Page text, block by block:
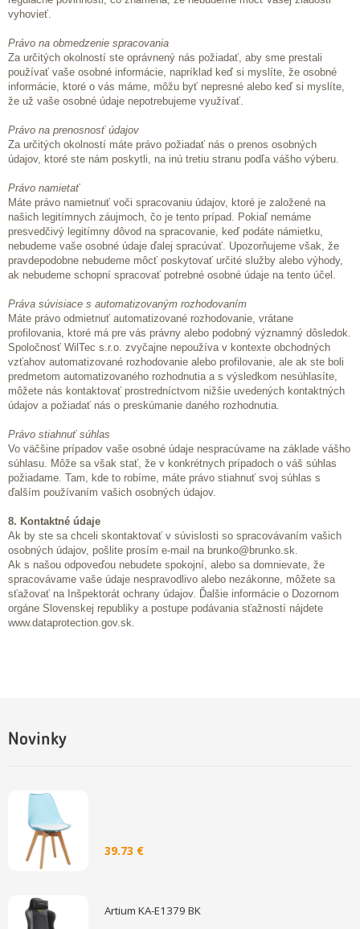
vyhovieť.
Právo na obmedzenie spracovania
Za určitých okolností ste oprávnený nás požiadať, aby sme prestali
používať vaše osobné informácie, napríklad keď si myslíte, že osobné
informácie, ktoré o vás máme, môžu byť nepresné alebo keď si myslíte,
že už vaše osobné údaje nepotrebujeme využívať.
Právo na prenosnosť údajov
Za určitých okolností máte právo požiadať nás o prenos osobných
údajov, ktoré ste nám poskytli, na inú tretiu stranu podľa vášho výberu.
Právo namietať
Máte právo namietnuť voči spracovaniu údajov, ktoré je založené na
našich legitímnych záujmoch, čo je tento prípad. Pokiaľ nemáme
presvedčivý legitímny dôvod na spracovanie, keď podáte námietku,
nebudeme vaše osobné údaje ďalej spracúvať. Upozorňujeme však, že
pravdepodobne nebudeme môcť poskytovať určité služby alebo výhody,
ak nebudeme schopní spracovať potrebné osobné údaje na tento účel.
Práva súvisiace s automatizovaným rozhodovaním
Máte právo odmietnuť automatizované rozhodovanie, vrátane
profilovania, ktoré má pre vás právny alebo podobný významný dôsledok.
Spoločnosť WilTec s.r.o. zvyčajne nepoužíva v kontexte obchodných
vzťahov automatizované rozhodovanie alebo profilovanie, ale ak ste boli
predmetom automatizovaného rozhodnutia a s výsledkom nesúhlasíte,
môžete nás kontaktovať prostredníctvom nižšie uvedených kontaktných
údajov a požiadať nás o preskúmanie daného rozhodnutia.
Právo stiahnuť súhlas
Vo väčšine prípadov vaše osobné údaje nespracúvame na základe vášho
súhlasu. Môže sa však stať, že v konkrétnych prípadoch o váš súhlas
požiadame. Tam, kde to robíme, máte právo stiahnuť svoj súhlas s
ďalším používaním vašich osobných údajov.
8. Kontaktné údaje
Ak by ste sa chceli skontaktovať v súvislosti so spracovávaním vašich
osobných údajov, pošlite prosím e-mail na brunko@brunko.sk.
Ak s našou odpoveďou nebudete spokojní, alebo sa domnievate, že
spracovávame vaše údaje nespravodlivo alebo nezákonne, môžete sa
sťažovať na Inšpektorát ochrany údajov. Ďalšie informácie o Dozornom
orgáne Slovenskej republiky a postupe podávania sťažností nájdete
www.dataprotection.gov.sk.
Novinky
39.73 €
Artium KA-E1379 BK